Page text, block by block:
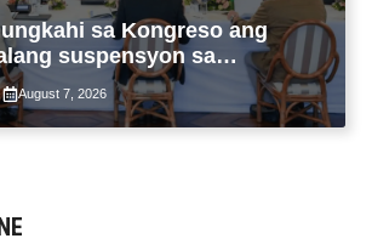
sa Kongreso ang
suspensyon sa
ng Real Property Valuation
Reform Act
August 7, 2026